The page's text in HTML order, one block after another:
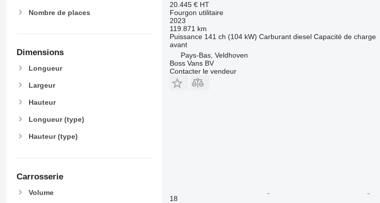
Nombre de places
Dimensions
Longueur
Largeur
Hauteur
Longueur (type)
Hauteur (type)
Carrosserie
Volume
20.445 € HT
Fourgon utilitaire
2023
119.871 km
Puissance 141 ch (104 kW) Carburant diesel Capacité de charge
avant
Pays-Bas, Veldhoven
Boss Vans BV
Contacter le vendeur
18